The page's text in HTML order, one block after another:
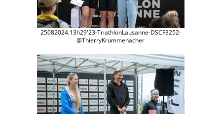
25082024.13h29'23-TriathlonLausanne-DSCF3252-
@ThierryKrummenacher